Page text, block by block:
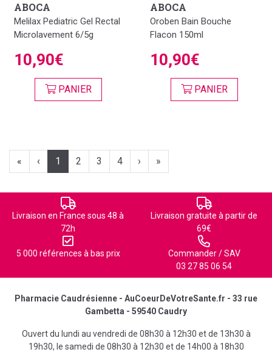
ABOCA
Melilax Pediatric Gel Rectal
Microlavement 6/5g
10,90€
PANIER
ABOCA
Oroben Bain Bouche
Flacon 150ml
10,90€
PANIER
« ‹ 1 2 3 4 › »
Livraison en France sous 48 à
72h
Livraison gratuite à partir de
69€
5 000 références à bas prix
Commander / SAV
03 27 85 06 54
Pharmacie Caudrésienne - AuCoeurDeVotreSante.fr - 33 rue
Gambetta - 59540 Caudry
Ouvert du lundi au vendredi de 08h30 à 12h30 et de 13h30 à
19h30, le samedi de 08h30 à 12h30 et de 14h00 à 18h30